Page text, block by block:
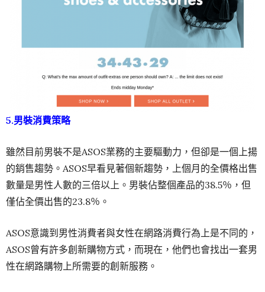
5.男裝消費策略
雖然目前男裝不是ASOS業務的主要驅動力，但卻是一個上揚
的銷售趨勢。ASOS早看見著個新趨勢，上個月的全價格出售
數量是男性人數的三倍以上。男裝佔整個產品的38.5％，但
僅佔全價出售的23.8％。
ASOS意識到男性消費者與女性在網路消費行為上是不同的，
ASOS曾有許多創新購物方式，而現在，他們也會找出一套男
性在網路購物上所需要的創新服務。